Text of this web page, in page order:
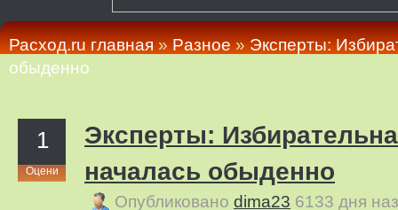
Расход.ru главная»Pазное»Эксперты:
обыденно
1
Оцени
Эксперты:
началась обыденно
Опубликовано dima23 6133 дня